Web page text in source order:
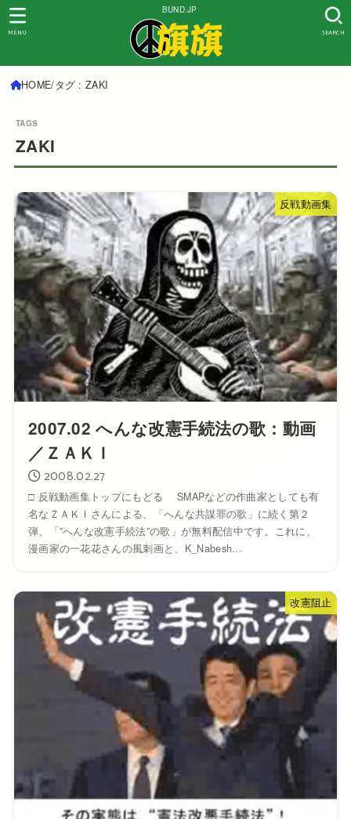
BUND.JP
SEARCH
MENU
HOME タグ : ZAKI
ZAKI
反戦動画集
2007.02 へんな改憲手続法の歌：動画
／ＺＡＫＩ
2008.02.27
□ 反戦動画集トップにもどる SMAPなどの作曲家としても有
名なＺＡＫＩさんによる、「へんな共謀罪の歌」に続く第２
弾、「”へんな改憲手続法”の歌」が無料配信中です。これに、
漫画家の一花花さんの風刺画と、K_Nabesh...
改憲阻止